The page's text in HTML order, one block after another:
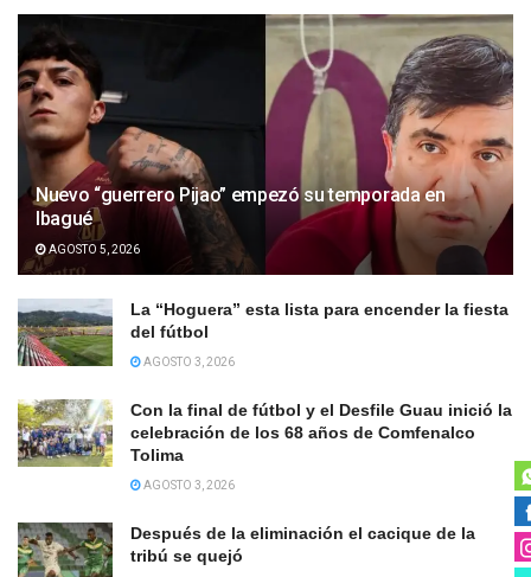
Nuevo “guerrero Pijao” empezó su temporada en
Ibagué
AGOSTO 5, 2026
La “Hoguera” esta lista para encender la fiesta
del fútbol
AGOSTO 3, 2026
Con la final de fútbol y el Desfile Guau inició la
celebración de los 68 años de Comfenalco
Tolima
AGOSTO 3, 2026
Después de la eliminación el cacique de la
tribú se quejó